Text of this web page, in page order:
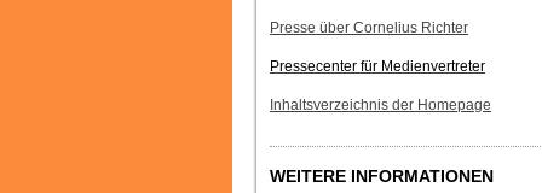
Presse über Cornelius Richter
Pressecenter für Medienvertreter
Inhaltsverzeichnis der Homepage
WEITERE INFORMATIONEN